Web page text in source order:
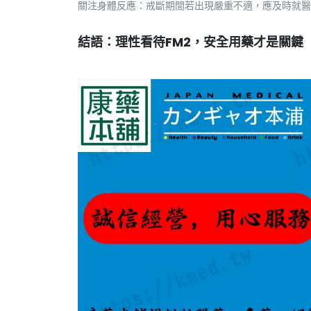
關注身體反應：戒斷期間若出現嚴重不適，應及時就
結語：理性看待FM2，安全用藥才是關鍵